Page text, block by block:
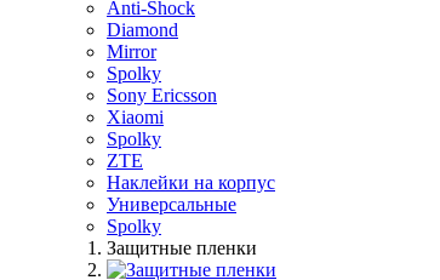
Anti-Shock
Diamond
Mirror
Spolky
Sony Ericsson
Xiaomi
Spolky
ZTE
Наклейки на корпус
Универсальные
Spolky
Защитные пленки